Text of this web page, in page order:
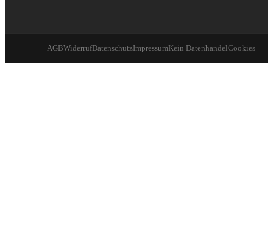
AGBWiderrufDatenschutzImpressumKein DatenhandelCookies